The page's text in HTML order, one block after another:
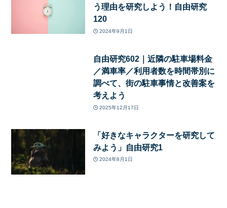
う理由を研究しよう！自由研究
120
2024年9月1日
自由研究602｜近隣の駐車場料金
／満車率／利用者数を時間帯別に
調べて、街の駐車事情と改善案を
考えよう
2025年12月17日
「好きなキャラクターを研究して
みよう」自由研究1
2024年8月1日